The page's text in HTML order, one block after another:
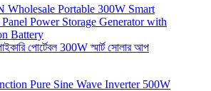
পোর্টেবল 300W স্মার্ট সোলার আপ